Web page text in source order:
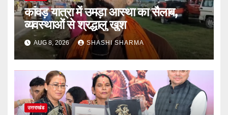
कांवड़ यात्रा में उमड़ा आस्था का सैलाब,
व्यवस्थाओं से श्रद्धालु खुश
AUG 8, 2026 SHASHI SHARMA
उत्तराखंड